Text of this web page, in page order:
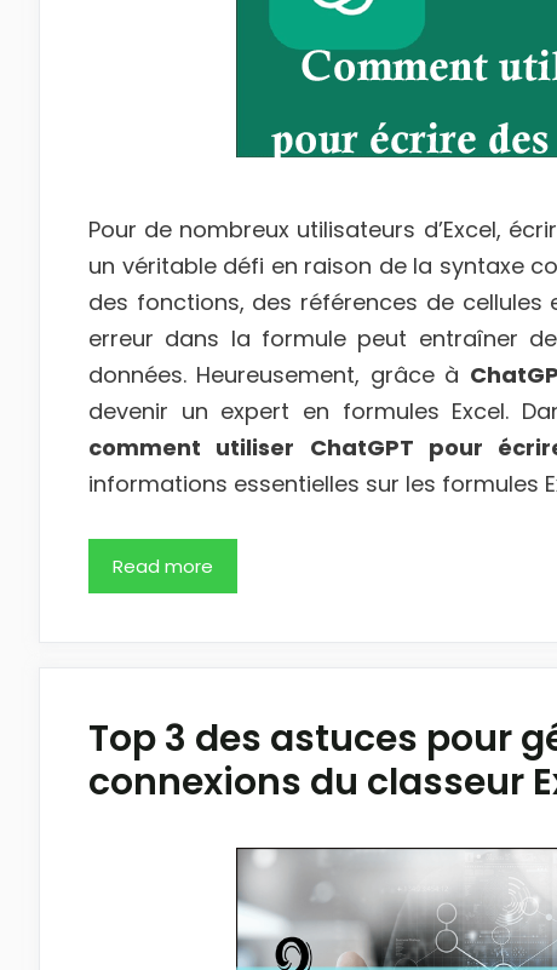
Pour de nombreux utilisateurs d’Excel,
un véritable défi en raison de la syntaxe
des fonctions, des références de
erreur dans la formule peut entraîner
données. Heureusement, grâce à
devenir un expert en formules Excel.
comment utiliser ChatGPT pour
informations essentielles sur les formules
Read more
Top 3 des astuces pour
connexions du classeur